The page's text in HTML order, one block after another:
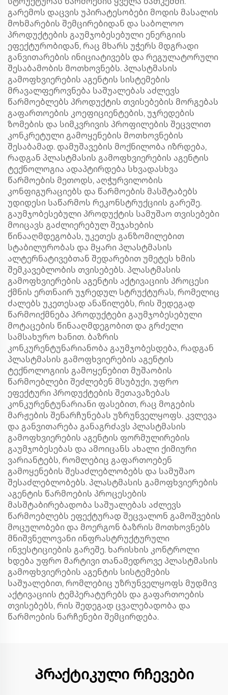
გარემოს დაცვის უპირატესობები მოდის მასალის
მოხმარების შემცირებიდან და საბოლოო
პროდუქტების გაუმჯობესებული ენერგიის
ეფექტურობიდან, რაც მხარს უჭერს მდგრადი
განვითარების ინიციატივებს და რეგულატორული
შესაბამობის მოთხოვნებს. პლასტმასის
გამოფხვიერების აგენტის სისტემების
მრავალფეროვნება საშუალებას აძლევს
წარმოებლებს პროდუქტის თვისებების მორგებას
გაფართოების კოეფიციენტების, უჯრედების
ზომების და სიმკვრივის პროფილების შეცვლით
კონკრეტული გამოყენების მოთხოვნების
შესაბამად. დამუშავების მოქნილობა იზრდება,
რადგან პლასტმასის გამოფხვიერების აგენტის
ტექნოლოგია ადაპტირდება სხვადასხვა
წარმოების მეთოდს, აღჭურვილობის
კონფიგურაციებს და წარმოების მასშტაბებს
უდიდესი საწარმოს რეკონსტრუქციის გარეშე.
გაუმჯობესებული პროდუქტის სამუშაო თვისებები
მოიცავს გაძლიერებულ შეჯახების
წინააღმდეგობას, უკეთეს განზომილებით
სტაბილურობას და მყარი პლასტმასის
ალტერნატივებთან შედარებით უმეტეს ხმის
შემკავებლობის თვისებებს. პლასტმასის
გამოფხვიერების აგენტის აქტივაციის პროცესი
ქმნის ერთნაირ უჯრედულ სტრუქტურას, რომელიც
ძალებს უკეთესად ანაწილებს, რის შედეგად
წარმოიქმნება პროდუქტები გაუმჯობესებული
მოტაცების წინააღმდეგობით და გრძელი
სამსახურო ხანით. ბაზრის
კონკურენტუნარიანობა გაუმჯობესდება, რადგან
პლასტმასის გამოფხვიერების აგენტის
ტექნოლოგიის გამოყენებით მუშაობის
წარმოებლები შეძლებენ მსუბუქი, უფრო
ეფექტური პროდუქტების შეთავაზებას
კონკურენტუნარიანი ფასებით, რაც მოგების
მარჟების შენარჩუნებას უზრუნველყოფს. კვლევა
და განვითარება განაგრძავს პლასტმასის
გამოფხვიერების აგენტის ფორმულირების
გაუმჯობესებას და ამოიცანს ახალი ქიმიური
ვარიანტებს, რომლებიც გაფართოებენ
გამოყენების შესაძლებლობებს და სამუშაო
შესაძლებლობებს. პლასტმასის გამოფხვიერების
აგენტის წარმოების პროცესების
მასშტაბირებადობა საშუალებას აძლევს
წარმოებლებს ეფექტურად შეცვალონ გამოშვების
მოცულობები და მოერგონ ბაზრის მოთხოვნებს
მნიშვნელოვანი ინფრასტრუქტურული
ინვესტიციების გარეშე. ხარისხის კონტროლი
ხდება უფრო მარტივი თანამედროვე პლასტმასის
გამოფხვიერების აგენტის სისტემების
საშუალებით, რომლებიც უზრუნველყოფს მუდმივ
აქტივაციის ტემპერატურებს და გაფართოების
თვისებებს, რის შედეგად ცვალებადობა და
წარმოების ნარჩენები შემცირდება.
Პრაქტიკული რჩევები